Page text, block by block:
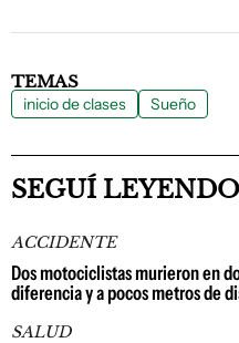
TEMAS
inicio de clases Sueño
SEGUÍ LEYENDO
ACCIDENTE
Dos motociclistas murieron en
diferencia y a pocos metros de
SALUD